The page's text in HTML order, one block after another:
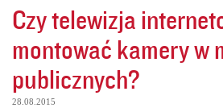
Czy telewizja
montować kamery w
publicznych?
28.08.2015